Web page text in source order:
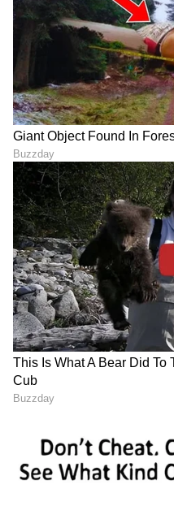
ಸ್ನಾತಕೋತ್ತರ ಪದವಿ
ಸ್ಟಾರ್ ಸ್ಪೋರ್ಟ್ಸ್‌ನಲ್ಲಿ
ರಾಷ್ಟ್ರೀಯ,
ಸ್ಪೋರ್ಟ್ಸ್..ಏನೇ ಕೊಟ್ಟರೂ
ದರ್ಶನ್ ತೂಗುದೀಪ ಸ್ಯಾಂಡಲ್‌ವುಡ್
RECOMMENDED